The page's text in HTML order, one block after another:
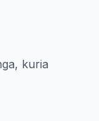
kuria